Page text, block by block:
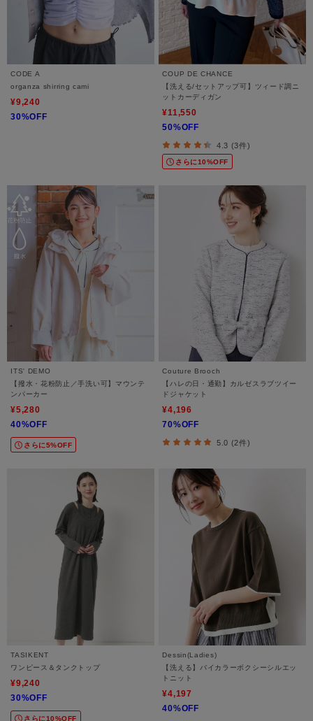
CODE A
organza shirring cami
¥9,240
30%OFF
COUP DE CHANCE
【洗える/セットアップ可】ツィード調ニ
ットカーディガン
¥11,550
50%OFF
4.3 (3件)
さらに10%OFF
ITS' DEMO
【撥水・花粉防止／手洗い可】マウンテ
ンパーカー
¥5,280
40%OFF
さらに5%OFF
Couture Brooch
【ハレの日・通勤】カルゼスラブツイー
ドジャケット
¥4,196
70%OFF
5.0 (2件)
TASIKENT
ワンピース＆タンクトップ
¥9,240
30%OFF
さらに10%OFF
Dessin(Ladies)
【洗える】バイカラーボクシーシルエッ
トニット
¥4,197
40%OFF